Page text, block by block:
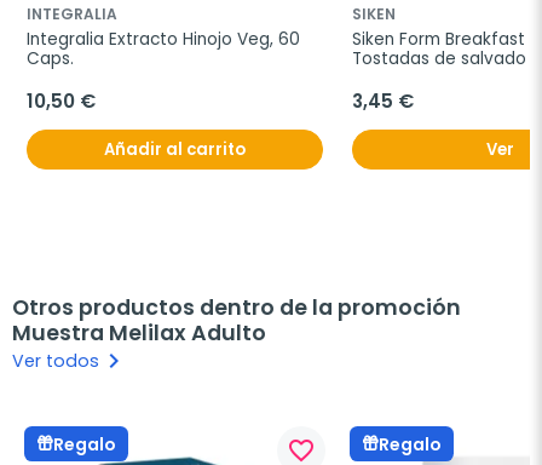
INTEGRALIA
Integralia Extracto Hinojo Veg, 60
Caps.
10,50 €
Añadir al carrito
SIKEN
Siken Form Breakfast
Tostadas de salvado
3,45 €
Ver
Otros productos dentro de la promoción
Muestra Melilax Adulto
Ver todos keyboard_arrow_right
Regalo favorite_border Regalo